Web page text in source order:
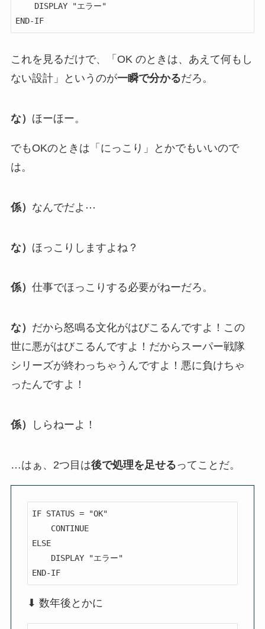
END-IF
これを見るだけで、「OK のときは、あえて何もし
ない設計」というのが一瞬で分かるだろ。
な） ほーほー。
でもOKのときは「にっこり」とかでもいいので
は。
係） なんでだよ⋯
な） ほっこりしますよね？
係） 仕事でほっこりする必要がねーだろ。
な） だから怒鳴る文化がはびこるんですよ！この
世に悪がはびこるんですよ！だからスーパー戦隊
シリーズが終わっちゃうんですよ！悪に負けちゃ
ったんですよ！
係） しらねーよ！
…はぁ、2つ目は後で処理を足せるってことだ。
IF STATUS = "OK"
ELSE
END-IF
⬇ 数年後とかに